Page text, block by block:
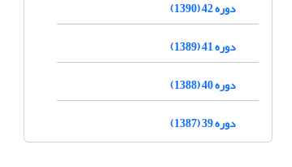
دوره 42 (1390)
دوره 41 (1389)
دوره 40 (1388)
دوره 39 (1387)